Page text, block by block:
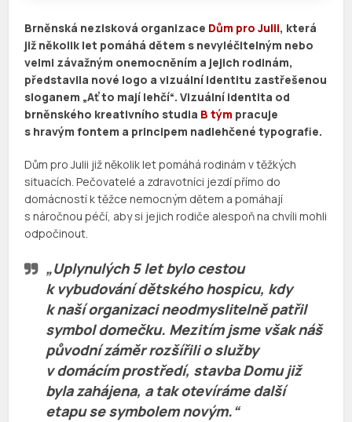
Brněnská nezisková organizace Dům pro Julii, která
již několik let pomáhá dětem s nevyléčitelným nebo
velmi závažným onemocněním a jejich rodinám,
představila nové logo a vizuální identitu zastřešenou
sloganem „Ať to mají lehčí“. Vizuální identita od
brněnského kreativního studia B tým pracuje
s hravým fontem a principem nadlehčené typografie.
Dům pro Julii již několik let pomáhá rodinám v těžkých
situacích. Pečovatelé a zdravotníci jezdí přímo do
domácností k těžce nemocným dětem a pomáhají
s náročnou péčí, aby si jejich rodiče alespoň na chvíli mohli
odpočinout.
„Uplynulých 5 let bylo cestou
k vybudování dětského hospicu, kdy
k naší organizaci neodmyslitelně patřil
symbol domečku. Mezitím jsme však náš
původní záměr rozšířili o služby
v domácím prostředí, stavba Domu již
byla zahájena, a tak otevíráme další
etapu se symbolem novým.“